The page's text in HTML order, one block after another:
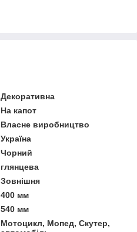
Декоративна
На капот
Власне виробництво
Україна
Чорний
глянцева
Зовнішня
400 мм
540 мм
Мотоцикл, Мопед, Скутер,